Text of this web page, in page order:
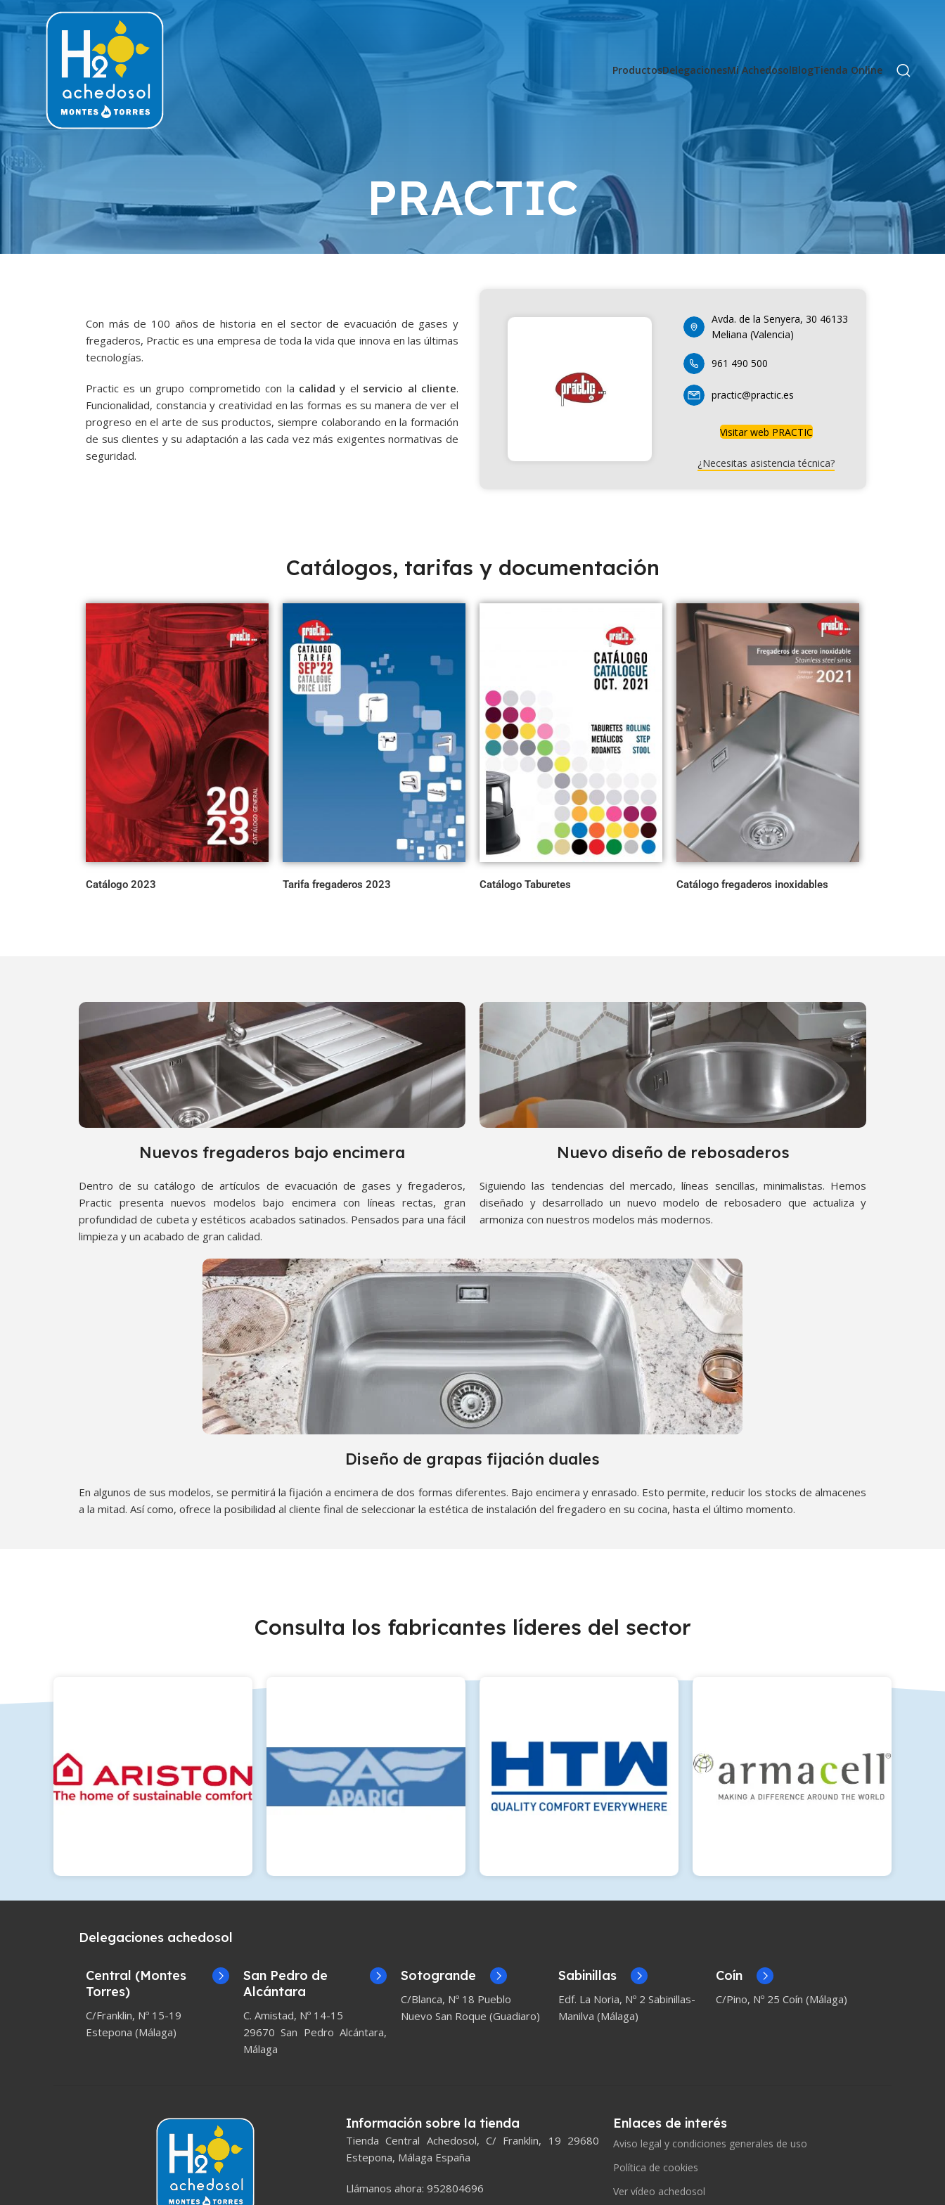
ProductosDelegacionesMi AchedosolBlogTienda Online
PRACTIC
Con más de 100 años de historia en el sector de evacuación de gases y
fregaderos, Practic es una empresa de toda la vida que innova en las últimas
tecnologías.
Practic es un grupo comprometido con la calidad y el servicio al cliente.
Funcionalidad, constancia y creatividad en las formas es su manera de ver el
progreso en el arte de sus productos, siempre colaborando en la formación
de sus clientes y su adaptación a las cada vez más exigentes normativas de
seguridad.
Avda. de la Senyera, 30 46133
Meliana (Valencia)
961 490 500
practic@practic.es
Visitar web PRACTIC
¿Necesitas asistencia técnica?
Catálogos, tarifas y documentación
Catálogo 2023 Tarifa fregaderos 2023 Catálogo Taburetes Catálogo fregaderos inoxidables
Nuevos fregaderos bajo encimera
Dentro de su catálogo de artículos de evacuación de gases y fregaderos,
Practic presenta nuevos modelos bajo encimera con líneas rectas, gran
profundidad de cubeta y estéticos acabados satinados. Pensados para una fácil
limpieza y un acabado de gran calidad.
Nuevo diseño de rebosaderos
Siguiendo las tendencias del mercado, líneas sencillas, minimalistas. Hemos
diseñado y desarrollado un nuevo modelo de rebosadero que actualiza y
armoniza con nuestros modelos más modernos.
Diseño de grapas fijación duales
En algunos de sus modelos, se permitirá la fijación a encimera de dos formas diferentes. Bajo encimera y enrasado. Esto permite, reducir los stocks de almacenes
a la mitad. Así como, ofrece la posibilidad al cliente final de seleccionar la estética de instalación del fregadero en su cocina, hasta el último momento.
Consulta los fabricantes líderes del sector
Delegaciones achedosol
Central (Montes
Torres)
C/Franklin, Nº 15-19
Estepona (Málaga)
San Pedro de
Alcántara
C. Amistad, Nº 14-15
29670 San Pedro Alcántara,
Málaga
Sotogrande
C/Blanca, Nº 18 Pueblo
Nuevo San Roque (Guadiaro)
Sabinillas
Edf. La Noria, Nº 2 Sabinillas-
Manilva (Málaga)
Coín
C/Pino, Nº 25 Coín (Málaga)
Información sobre la tienda
Tienda Central Achedosol, C/ Franklin, 19 29680
Estepona, Málaga España
Llámanos ahora: 952804696
Enlaces de interés
Aviso legal y condiciones generales de uso
Política de cookies
Ver vídeo achedosol